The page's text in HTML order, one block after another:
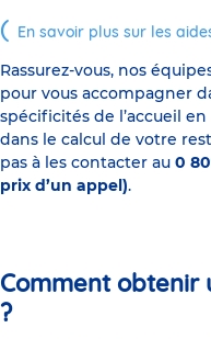
En savoir plus sur les
Rassurez-vous, nos
pour vous accompagner
spécificités de l’accueil
dans le calcul de votre
pas à les contacter au 0
prix d’un appel).
Comment obtenir
?